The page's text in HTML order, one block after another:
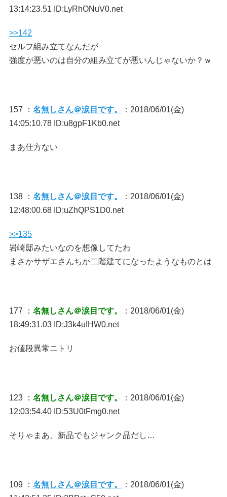
13:14:23.51 ID:LyRhONuV0.net
>>142
セルフ組み立てなんだが
強度が悪いのは自分の組み立てが悪いんじゃないか？ｗ
157 ： 名無しさん＠涙目です。
：2018/06/01(金)
14:05:10.78 ID:u8gpF1Kb0.net
まあ仕方ない
138 ： 名無しさん＠涙目です。
：2018/06/01(金)
12:48:00.68 ID:uZhQPS1D0.net
>>135
岩崎邸みたいなのを想像してたわ
まさかサザエさんちか二階建てになったようなものとは
177 ： 名無しさん＠涙目です。
：2018/06/01(金)
18:49:31.03 ID:J3k4uIHW0.net
お値段異常ニトリ
123 ： 名無しさん＠涙目です。
：2018/06/01(金)
12:03:54.40 ID:53U0tFmg0.net
そりゃまあ、新品でもジャンク品だし…
109 ： 名無しさん＠涙目です。
：2018/06/01(金)